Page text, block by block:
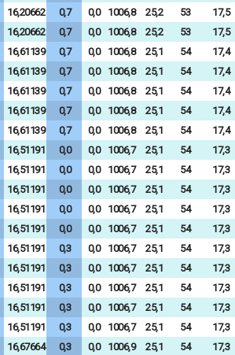
16,20662 0,7 0,0 1006,8 25,2 53
17,5
16,20662 0,7 0,0 1006,8 25,2 53
17,5
16,61139 0,7 0,0 1006,8 25,1 54
17,4
16,61139 0,7 0,0 1006,8 25,1 54
17,4
16,61139 0,7 0,0 1006,8 25,1 54
17,4
16,61139 0,7 0,0 1006,8 25,1 54
17,4
16,61139 0,7 0,0 1006,8 25,1 54
17,4
16,51191 0,0 0,0 1006,7 25,1 54
17,3
16,51191 0,0 0,0 1006,7 25,1 54
17,3
16,51191 0,0 0,0 1006,7 25,1 54
17,3
16,51191 0,0 0,0 1006,7 25,1 54
17,3
16,51191 0,0 0,0 1006,7 25,1 54
17,3
16,51191 0,3 0,0 1006,7 25,1 54
17,3
16,51191 0,3 0,0 1006,7 25,1 54
17,3
16,51191 0,3 0,0 1006,7 25,1 54
17,3
16,51191 0,3 0,0 1006,7 25,1 54
17,3
16,51191 0,3 0,0 1006,7 25,1 54
17,3
16,67664 0,3 0,0 1006,9 25,1 54 17,3